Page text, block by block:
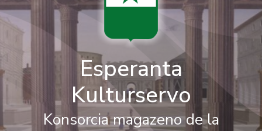
Esperanta
Kulturservo
Konsorcia magazeno de la